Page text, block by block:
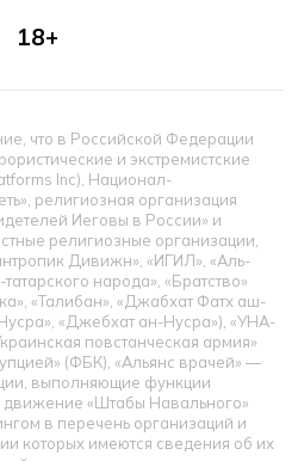
18+
что в Российской Федерации
и экстремистские
Inc), Национал-
религиозная организация
Иеговы в России» и
религиозные организации,
Дивижн», «ИГИЛ», «Аль-
народа», «Братство»
«Талибан», «Джабхат Фатх аш-
«Джебхат ан-Нусра»), «УНА-
повстанческая армия»
(ФБК), «Альянс врачей» —
выполняющие функции
«Штабы Навального»
в перечень организаций и
которых имеются сведения об их